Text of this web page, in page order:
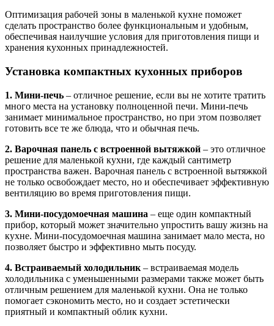
Оптимизация рабочей зоны в маленькой кухне поможет
сделать пространство более функциональным и удобным,
обеспечивая наилучшие условия для приготовления пищи и
хранения кухонных принадлежностей.
Установка компактных кухонных приборов
1. Мини-печь – отличное решение, если вы не хотите тратить
много места на установку полноценной печи. Мини-печь
занимает минимальное пространство, но при этом позволяет
готовить все те же блюда, что и обычная печь.
2. Варочная панель с встроенной вытяжкой – это отличное
решение для маленькой кухни, где каждый сантиметр
пространства важен. Варочная панель с встроенной вытяжкой
не только освобождает место, но и обеспечивает эффективную
вентиляцию во время приготовления пищи.
3. Мини-посудомоечная машина – еще один компактный
прибор, который может значительно упростить вашу жизнь на
кухне. Мини-посудомоечная машина занимает мало места, но
позволяет быстро и эффективно мыть посуду.
4. Встраиваемый холодильник – встраиваемая модель
холодильника с уменьшенными размерами также может быть
отличным решением для маленькой кухни. Она не только
помогает сэкономить место, но и создает эстетически
приятный и компактный облик кухни.